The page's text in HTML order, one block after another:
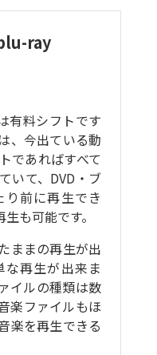
ray
有料シフトです
、今出ている動
であればすべて
いて、DVD・ブ
前に再生でき
も可能です。
ままの再生が出
再生が出来ま
イルの種類は数
楽ファイルもほ
楽を再生できる